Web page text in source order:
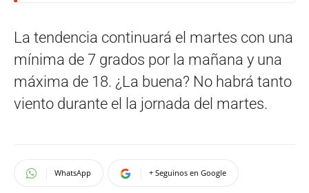
La tendencia continuará el martes con una
mínima de 7 grados por la mañana y una
máxima de 18. ¿La buena? No habrá tanto
viento durante el la jornada del martes.
WhatsApp + Seguinos en Google